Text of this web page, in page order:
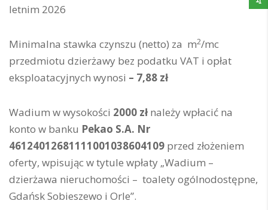
letnim 2026
Minimalna stawka czynszu (netto) za m2/mc
przedmiotu dzierżawy bez podatku VAT i opłat
eksploatacyjnych wynosi – 7,88 zł
Wadium w wysokości 2000 złnależy wpłacić na
konto w banku Pekao S.A. Nr
46124012681111001038604109 przed złożeniem
oferty, wpisując w tytule wpłaty „Wadium –
dzierżawa nieruchomości – toalety ogólnodostępne,
Gdańsk Sobieszewo i Orle”.